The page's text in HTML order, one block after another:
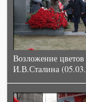
Возложение
И.В.Сталина